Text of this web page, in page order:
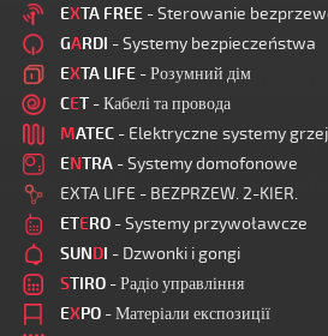
EXTA FREE - Sterowanie
GARDI - Systemy bezpieczeństwa
EXTA LIFE - Розумний дім
CET - Кабелі та провода
MATEC - Elektryczne systemy
ENTRA - Systemy domofonowe
EXTA LIFE - BEZPRZEW. 2-KIER.
ETERO - Systemy przywoławcze
SUNDI - Dzwonki i gongi
STIRO - Радіо управління
EXPO - Матеріали експозиції